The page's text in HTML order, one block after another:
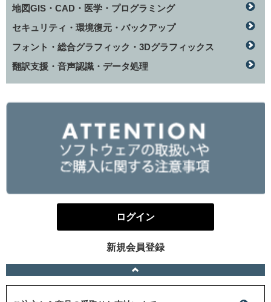
地図GIS・CAD・医学・プログラミング
セキュリティ・環境復元・バックアップ
フォント・総合グラフィック・3Dグラフィックス
翻訳支援・音声認識・データ処理
ログイン
新規会員登録